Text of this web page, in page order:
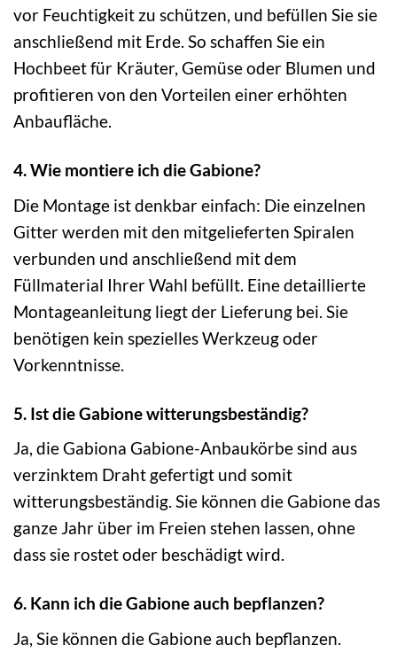
vor Feuchtigkeit zu schützen, und befüllen Sie sie
anschließend mit Erde. So schaffen Sie ein
Hochbeet für Kräuter, Gemüse oder Blumen und
profitieren von den Vorteilen einer erhöhten
Anbaufläche.
4. Wie montiere ich die Gabione?
Die Montage ist denkbar einfach: Die einzelnen
Gitter werden mit den mitgelieferten Spiralen
verbunden und anschließend mit dem
Füllmaterial Ihrer Wahl befüllt. Eine detaillierte
Montageanleitung liegt der Lieferung bei. Sie
benötigen kein spezielles Werkzeug oder
Vorkenntnisse.
5. Ist die Gabione witterungsbeständig?
Ja, die Gabiona Gabione-Anbaukörbe sind aus
verzinktem Draht gefertigt und somit
witterungsbeständig. Sie können die Gabione das
ganze Jahr über im Freien stehen lassen, ohne
dass sie rostet oder beschädigt wird.
6. Kann ich die Gabione auch bepflanzen?
Ja, Sie können die Gabione auch bepflanzen.